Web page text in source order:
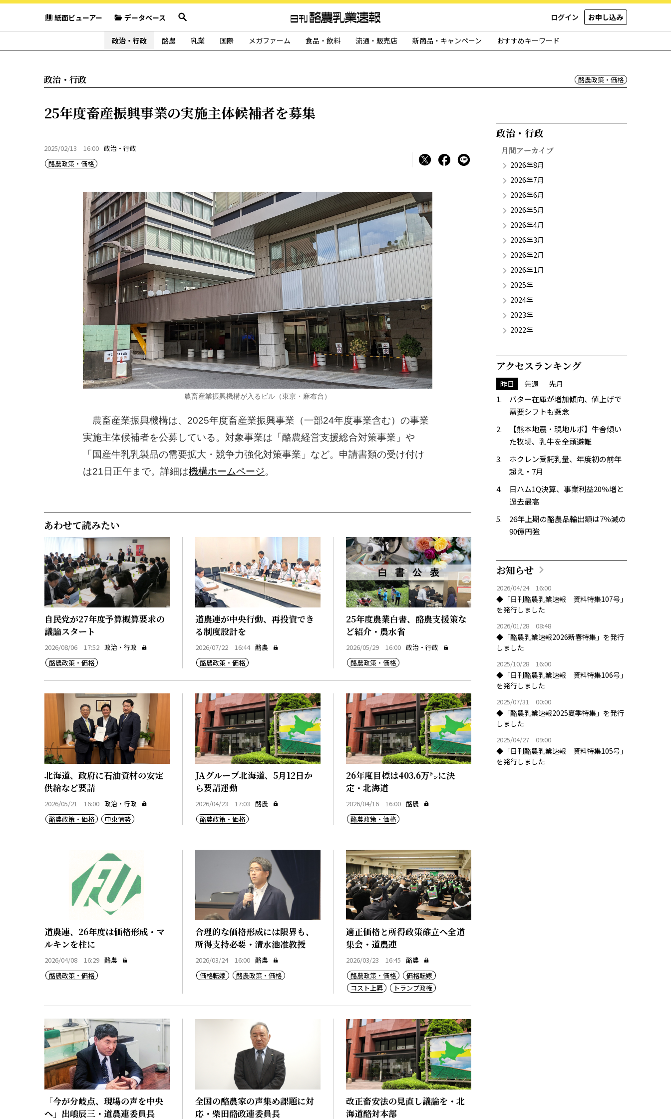
紙面ビューアー データベース ログイン お申し込み
政治・行政 酪農 乳業 国際 メガファーム 食品・飲料 流通・販売店 新商品・キャンペーン おすすめキーワード
政治・行政 酪農政策・価格
25年度畜産振興事業の実施主体候補者を募集
2025/02/13 16:00 政治・行政
酪農政策・価格
農畜産業振興機構が入るビル（東京・麻布台）
農畜産業振興機構は、2025年度畜産業振興事業（一部24年度事業含む）の事業
実施主体候補者を公募している。対象事業は「酪農経営支援総合対策事業」や
「国産牛乳乳製品の需要拡大・競争力強化対策事業」など。申請書類の受け付け
は21日正午まで。詳細は機構ホームページ。
あわせて読みたい
自民党が27年度予算概算要求の
議論スタート
2026/08/06 17:52 政治・行政
酪農政策・価格
道農連が中央行動、再投資でき
る制度設計を
2026/07/22 16:44 酪農
酪農政策・価格
25年度農業白書、酪農支援策な
ど紹介・農水省
2026/05/29 16:00 政治・行政
酪農政策・価格
北海道、政府に石油資材の安定
供給など要請
2026/05/21 16:00 政治・行政
酪農政策・価格
中東情勢
JAグループ北海道、5月12日か
ら要請運動
2026/04/23 17:03 酪農
酪農政策・価格
26年度目標は403.6万㌧に決
定・北海道
2026/04/16 16:00 酪農
酪農政策・価格
道農連、26年度は価格形成・マ
ルキンを柱に
2026/04/08 16:29 酪農
酪農政策・価格
合理的な価格形成には限界も、
所得支持必要・清水池准教授
2026/03/24 16:00 酪農
価格転嫁
酪農政策・価格
適正価格と所得政策確立へ全道
集会・道農連
2026/03/23 16:45 酪農
酪農政策・価格
価格転嫁
コスト上昇
トランプ政権
「今が分岐点、現場の声を中央
へ」出嶋辰三・道農連委員長
全国の酪農家の声集め課題に対
応・柴田酪政連委員長
改正畜安法の見直し議論を・北
海道酪対本部
政治・行政​
月間アーカイブ
2026年8月
2026年7月
2026年6月
2026年5月
2026年4月
2026年3月
2026年2月
2026年1月
2025年
2024年
2023年
2022年
アクセスランキング
昨日 先週 先月
バター在庫が増加傾向、値上げで
需要シフトも懸念
【熊本地震・現地ルポ】牛舎傾い
た牧場、乳牛を全頭避難
ホクレン受託乳量、年度初の前年
超え・7月
日ハム1Q決算、事業利益20％増と
過去最高
26年上期の酪農品輸出額は7％減の
90億円強
お知らせ
2026/04/24 16:00
◆「日刊酪農乳業速報 資料特集107号」
を発行しました
2026/01/28 08:48
◆「酪農乳業速報2026新春特集」を発行
しました
2025/10/28 16:00
◆「日刊酪農乳業速報 資料特集106号」
を発行しました
2025/07/31 00:00
◆「酪農乳業速報2025夏季特集」を発行
しました
2025/04/27 09:00
◆「日刊酪農乳業速報 資料特集105号」
を発行しました